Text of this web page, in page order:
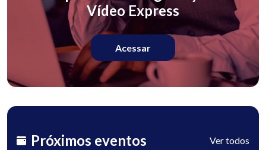
Vídeo Express
Acessar
Próximos eventos Ver todos